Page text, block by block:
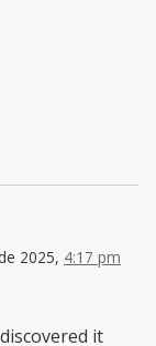
2025, 4:17 pm
it